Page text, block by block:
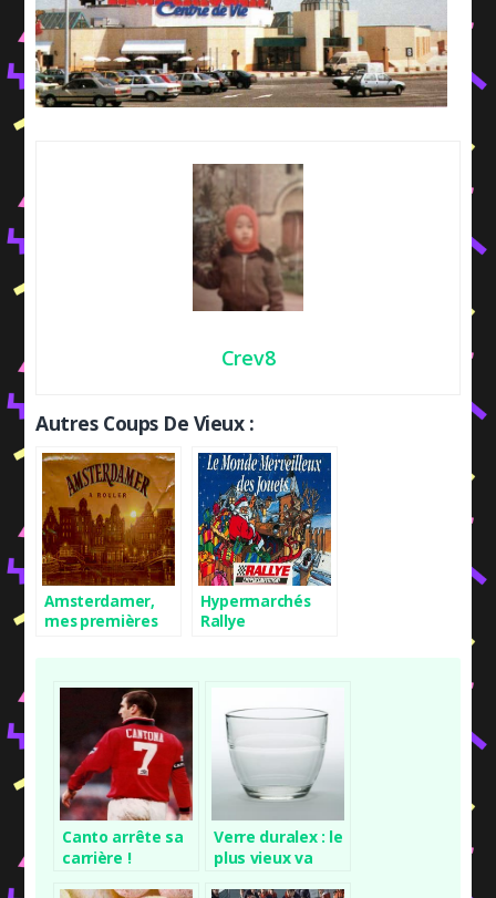
Crev8
Autres Coups De Vieux :
Amsterdamer,
mes premières
Hypermarchés
Rallye
Canto arrête sa
carrière !
Verre duralex : le
plus vieux va